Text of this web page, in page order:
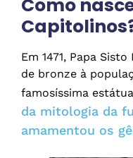
Como
Em 1471, Papa
de bronze à
famosíssima
da mitologia da
amamentou os